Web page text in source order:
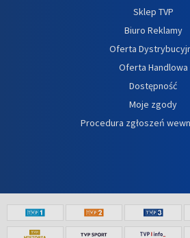
Sklep TVP
Biuro Reklamy
Oferta
Oferta Handlowa
Dostępność
Moje zgody
Procedura zgłoszeń